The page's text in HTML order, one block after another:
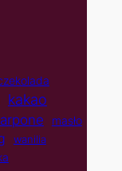
kakao
masło
wanilia